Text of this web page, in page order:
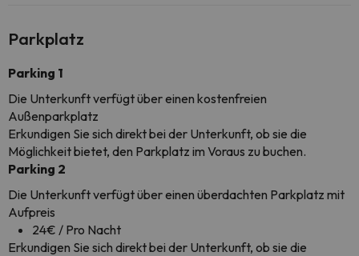
Parkplatz
Parking 1
Die Unterkunft verfügt über einen kostenfreien
Außenparkplatz
Erkundigen Sie sich direkt bei der Unterkunft, ob sie die
Möglichkeit bietet, den Parkplatz im Voraus zu buchen.
Parking 2
Die Unterkunft verfügt über einen überdachten Parkplatz mit
Aufpreis
24€ / Pro Nacht
Erkundigen Sie sich direkt bei der Unterkunft, ob sie die